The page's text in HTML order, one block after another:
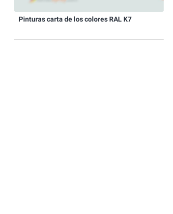
Pinturas carta de los colores RAL K7